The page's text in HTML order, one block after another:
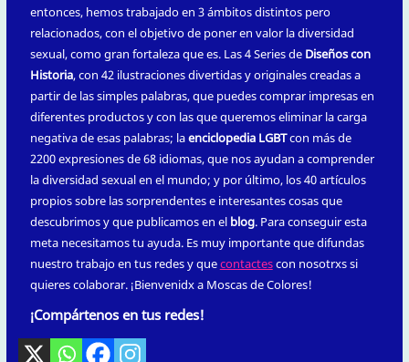
entonces, hemos trabajado en 3 ámbitos distintos pero
relacionados, con el objetivo de poner en valor la diversidad
sexual, como gran fortaleza que es. Las 4 Series de Diseños con
Historia, con 42 ilustraciones divertidas y originales creadas a
partir de las simples palabras, que puedes comprar impresas en
diferentes productos y con las que queremos eliminar la carga
negativa de esas palabras; laenciclopedia LGBTcon más de
2200 expresiones de 68 idiomas, que nos ayudan a comprender
la diversidad sexual en el mundo; y por último, los 40 artículos
propios sobre las sorprendentes e interesantes cosas que
descubrimos y que publicamos en el blog. Para conseguir esta
meta necesitamos tu ayuda. Es muy importante que difundas
nuestro trabajo en tus redes y quecontactescon nosotrxs si
quieres colaborar. ¡Bienvenidx a Moscas de Colores!
¡Compártenos en tus redes!